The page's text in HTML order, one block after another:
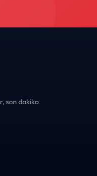
son dakika